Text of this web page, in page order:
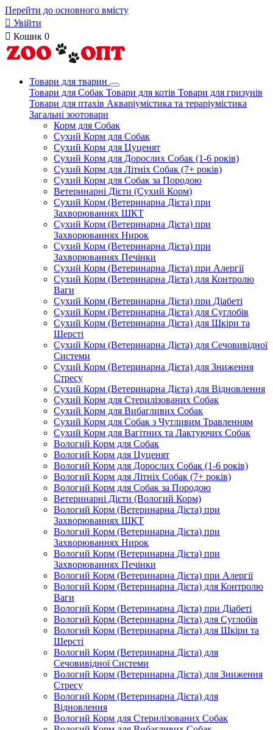
Перейти до основного вмісту
 Увійти
 Кошик 0
Товари для тварин
Товари для Собак Товари для котів Товари для гризунів
Товари для птахів Акваріумістика та тераріумістика
Загальні зоотовари
Корм для Собак
Сухий Корм для Собак
Сухий Корм для Цуценят
Сухий Корм для Дорослих Собак (1-6 років)
Сухий Корм для Літніх Собак (7+ років)
Сухий Корм для Собак за Породою
Ветеринарні Дієти (Сухий Корм)
Сухий Корм (Ветеринарна Дієта) при
Захворюваннях ШКТ
Сухий Корм (Ветеринарна Дієта) при
Захворюваннях Нирок
Сухий Корм (Ветеринарна Дієта) при
Захворюваннях Печінки
Сухий Корм (Ветеринарна Дієта) при Алергії
Сухий Корм (Ветеринарна Дієта) для Контролю
Ваги
Сухий Корм (Ветеринарна Дієта) при Діабеті
Сухий Корм (Ветеринарна Дієта) для Суглобів
Сухий Корм (Ветеринарна Дієта) для Шкіри та
Шерсті
Сухий Корм (Ветеринарна Дієта) для Сечовивідної
Системи
Сухий Корм (Ветеринарна Дієта) для Зниження
Стресу
Сухий Корм (Ветеринарна Дієта) для Відновлення
Сухий Корм для Стерилізованих Собак
Сухий Корм для Вибагливих Собак
Сухий Корм для Собак з Чутливим Травленням
Сухий Корм для Вагітних та Лактуючих Собак
Вологий Корм для Собак
Вологий Корм для Цуценят
Вологий Корм для Дорослих Собак (1-6 років)
Вологий Корм для Літніх Собак (7+ років)
Вологий Корм для Собак за Породою
Ветеринарні Дієти (Вологий Корм)
Вологий Корм (Ветеринарна Дієта) при
Захворюваннях ШКТ
Вологий Корм (Ветеринарна Дієта) при
Захворюваннях Нирок
Вологий Корм (Ветеринарна Дієта) при
Захворюваннях Печінки
Вологий Корм (Ветеринарна Дієта) при Алергії
Вологий Корм (Ветеринарна Дієта) для Контролю
Ваги
Вологий Корм (Ветеринарна Дієта) при Діабеті
Вологий Корм (Ветеринарна Дієта) для Суглобів
Вологий Корм (Ветеринарна Дієта) для Шкіри та
Шерсті
Вологий Корм (Ветеринарна Дієта) для
Сечовивідної Системи
Вологий Корм (Ветеринарна Дієта) для Зниження
Стресу
Вологий Корм (Ветеринарна Дієта) для
Відновлення
Вологий Корм для Стерилізованих Собак